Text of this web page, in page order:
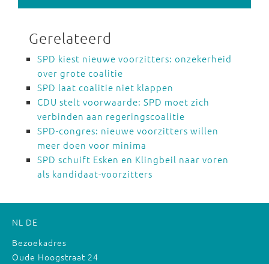
Gerelateerd
SPD kiest nieuwe voorzitters: onzekerheid
over grote coalitie
SPD laat coalitie niet klappen
CDU stelt voorwaarde: SPD moet zich
verbinden aan regeringscoalitie
SPD-congres: nieuwe voorzitters willen
meer doen voor minima
SPD schuift Esken en Klingbeil naar voren
als kandidaat-voorzitters
NL DE
Bezoekadres
Oude Hoogstraat 24